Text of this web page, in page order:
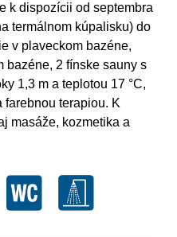
k dispozícii od septembra
termálnom kúpalisku) do
v plaveckom bazéne,
bazéne, 2 fínske sauny s
1,3 m a teplotou 17 °C,
farebnou terapiou. K
masáže, kozmetika a